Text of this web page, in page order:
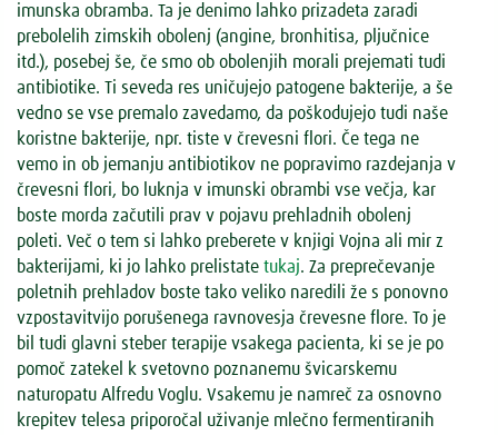
imunska obramba. Ta je denimo lahko prizadeta zaradi
prebolelih zimskih obolenj (angine, bronhitisa, pljučnice
itd.), posebej še, če smo ob obolenjih morali prejemati tudi
antibiotike. Ti seveda res uničujejo patogene bakterije, a še
vedno se vse premalo zavedamo, da poškodujejo tudi naše
koristne bakterije, npr. tiste v črevesni flori. Če tega ne
vemo in ob jemanju antibiotikov ne popravimo razdejanja v
črevesni flori, bo luknja v imunski obrambi vse večja, kar
boste morda začutili prav v pojavu prehladnih obolenj
poleti. Več o tem si lahko preberete v knjigi Vojna ali mir z
bakterijami, ki jo lahko prelistate tukaj. Za preprečevanje
poletnih prehladov boste tako veliko naredili že s ponovno
vzpostavitvijo porušenega ravnovesja črevesne flore. To je
bil tudi glavni steber terapije vsakega pacienta, ki se je po
pomoč zatekel k svetovno poznanemu švicarskemu
naturopatu Alfredu Voglu. Vsakemu je namreč za osnovno
krepitev telesa priporočal uživanje mlečno fermentiranih